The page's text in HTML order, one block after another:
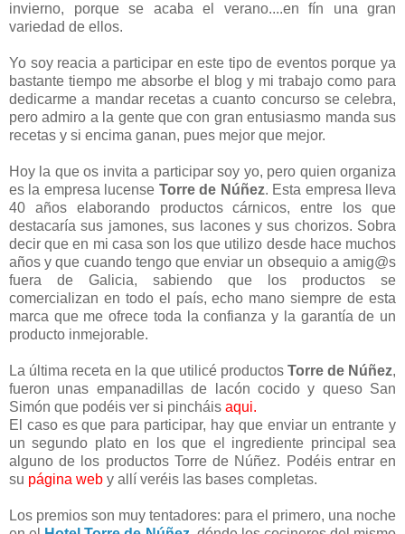
invierno, porque se acaba el verano....en fín una gran
variedad de ellos.
Yo soy reacia a participar en este tipo de eventos porque ya
bastante tiempo me absorbe el blog y mi trabajo como para
dedicarme a mandar recetas a cuanto concurso se celebra,
pero admiro a la gente que con gran entusiasmo manda sus
recetas y si encima ganan, pues mejor que mejor.
Hoy la que os invita a participar soy yo, pero quien organiza
es la empresa lucense Torre de Núñez. Esta empresa lleva
40 años elaborando productos cárnicos, entre los que
destacaría sus jamones, sus lacones y sus chorizos. Sobra
decir que en mi casa son los que utilizo desde hace muchos
años y que cuando tengo que enviar un obsequio a amig@s
fuera de Galicia, sabiendo que los productos se
comercializan en todo el país, echo mano siempre de esta
marca que me ofrece toda la confianza y la garantía de un
producto inmejorable.
La última receta en la que utilicé productos Torre de Núñez,
fueron unas empanadillas de lacón cocido y queso San
Simón que podéis ver si pincháis aqui.
El caso es que para participar, hay que enviar un entrante y
un segundo plato en los que el ingrediente principal sea
alguno de los productos Torre de Núñez. Podéis entrar en
su página web y allí veréis las bases completas.
Los premios son muy tentadores: para el primero, una noche